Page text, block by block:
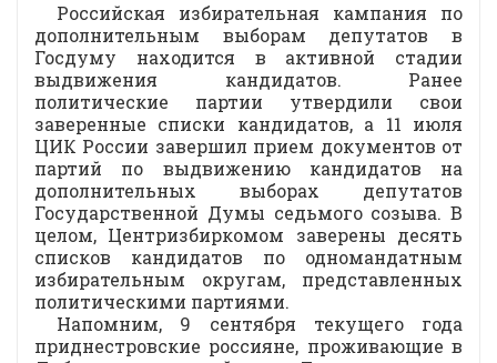
Российская избирательная кампания по
дополнительным выборам депутатов в
Госдуму находится в активной стадии
выдвижения кандидатов. Ранее
политические партии утвердили свои
заверенные списки кандидатов, а 11 июля
ЦИК России завершил прием документов от
партий по выдвижению кандидатов на
дополнительных выборах депутатов
Государственной Думы седьмого созыва. В
целом, Центризбиркомом заверены десять
списков кандидатов по одномандатным
избирательным округам, представленных
политическими партиями.
Напомним, 9 сентября текущего года
приднестровские россияне, проживающие в